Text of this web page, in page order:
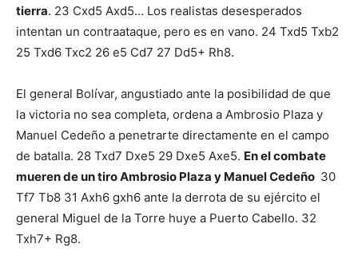
tierra. 23 Cxd5 Axd5… Los realistas desesperados
intentan un contraataque, pero es en vano. 24 Txd5 Txb2
25 Txd6 Txc2 26 e5 Cd7 27 Dd5+ Rh8.
El general Bolívar, angustiado ante la posibilidad de que
la victoria no sea completa, ordena a Ambrosio Plaza y
Manuel Cedeño a penetrarte directamente en el campo
de batalla. 28 Txd7 Dxe5 29 Dxe5 Axe5. En el combate
mueren de un tiro Ambrosio Plaza y Manuel Cedeño 30
Tf7 Tb8 31 Axh6 gxh6 ante la derrota de su ejército el
general Miguel de la Torre huye a Puerto Cabello. 32
Txh7+ Rg8.